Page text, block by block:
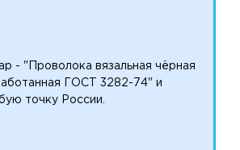
- "Проволока вязальная чёрная
ГОСТ 3282-74" и
точку России.